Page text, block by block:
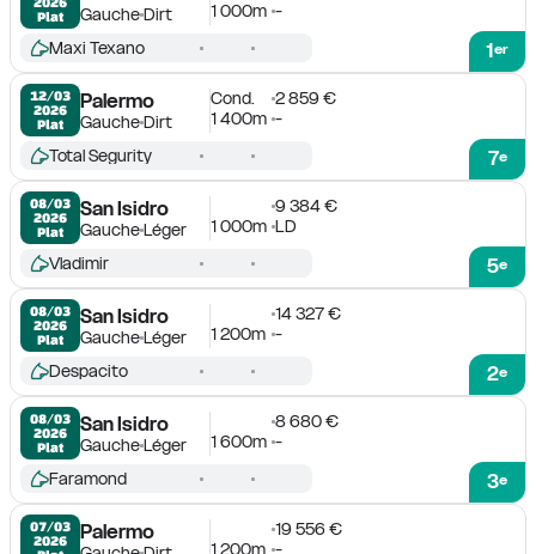
Plat
GaucheDirt
1 000m -
1er
Maxi Texano
12/03
2026
Plat
Palermo
GaucheDirt
Cond.
2 859 €
1 400m -
7e
Total Segurity
08/03
2026
Plat
San Isidro
GaucheLéger
9 384 €
1 000m LD
5e
Vladimir
08/03
2026
Plat
San Isidro
GaucheLéger
14 327 €
1 200m -
2e
Despacito
08/03
2026
Plat
San Isidro
GaucheLéger
8 680 €
1 600m -
3e
Faramond
07/03
2026
Palermo
19 556 €
1 200m -